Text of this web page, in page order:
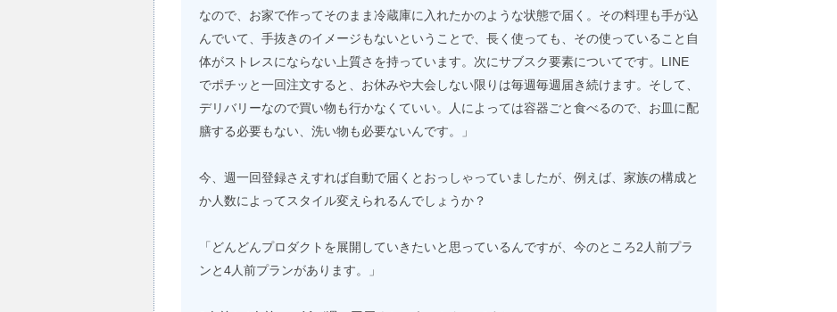
なので、お家で作ってそのまま冷蔵庫に入れたかのような状態で届く。その料理も手が込
んでいて、手抜きのイメージもないということで、長く使っても、その使っていること自
体がストレスにならない上質さを持っています。次にサブスク要素についてです。LINE
でポチッと一回注文すると、お休みや大会しない限りは毎週毎週届き続けます。そして、
デリバリーなので買い物も行かなくていい。人によっては容器ごと食べるので、お皿に配
膳する必要もない、洗い物も必要ないんです。」
今、週一回登録さえすれば自動で届くとおっしゃっていましたが、例えば、家族の構成と
か人数によってスタイル変えられるんでしょうか？
「どんどんプロダクトを展開していきたいと思っているんですが、今のところ2人前プラ
ンと4人前プランがあります。」